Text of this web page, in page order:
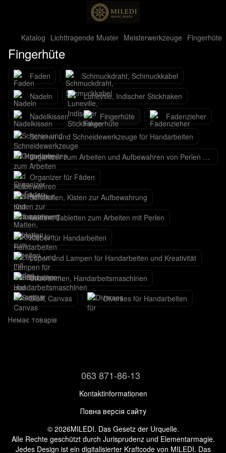
Katalog Lichttragende Muster Meisterwerkzeuge Fingerhüte
Fingerhüte
Faden
Schmuckdraht, Schmuckkabel
Nadeln
Luneville, Indischer Stickhaken
Nadelkissen
Fingerhüte
Fadenzieher
Scheren und Schneidewerkzeuge für Handarbeiten
Organizer zum Arbeiten und Aufbewahren von Perlen und Strasssteinen
Organizer für Fäden
Schatullen, Kisten zur Aufbewahrung
Matten, Tabletten zum Arbeiten mit Perlen
Kleber für Handarbeiten
Lupen und Lampen für Handarbeiten und Kreativität
Stickrahmen, Handarbeitsmaschinen
Stoff, Canvas
Diverses für Handarbeiten
Немає товарів
063 871-86-13
Kontaktinformationen
Повна версія сайту
© 2026MILEDI. Das Gesetz der Urquelle.
Alle Rechte geschützt durch Jurisprudenz und Elementarmagie.
Jedes Design ist ein digitalisierter Kraftcode von MILEDI. Das